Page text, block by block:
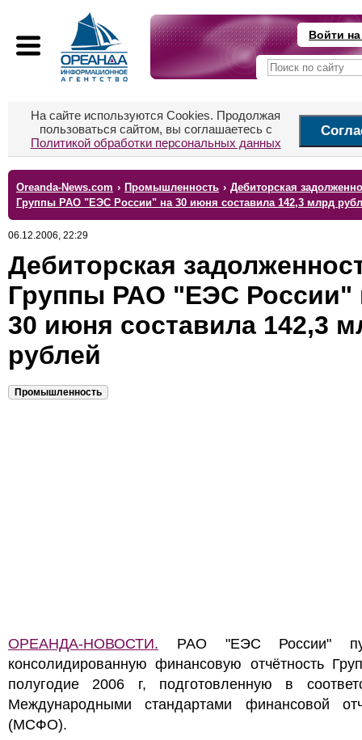
Войти
На сайте используются Cookies. Продолжая
пользоваться сайтом, вы соглашаетесь с
Политикой обработки персональных данных
Oreanda-News.com › Промышленность › Дебиторская
Группы РАО "ЕЭС России" на 30 июня составила 142,3 млрд
06.12.2006, 22:29
Дебиторская
Группы РАО "ЕЭС России"
30 июня составила 142,3
рублей
Промышленность
ОРЕАНДА-НОВОСТИ. РАО "ЕЭС России"
консолидированную финансовую отчётность
полугодие 2006 г, подготовленную в
Международными стандартами финансовой
(МСФО).